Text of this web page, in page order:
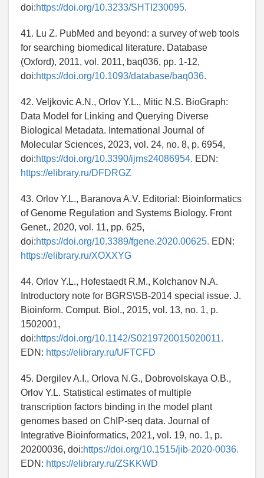
doi:https://doi.org/10.3233/SHTI230095.
41. Lu Z. PubMed and beyond: a survey of web tools
for searching biomedical literature. Database
(Oxford), 2011, vol. 2011, baq036, pp. 1-12,
doi:https://doi.org/10.1093/database/baq036.
42. Veljkovic A.N., Orlov Y.L., Mitic N.S. BioGraph:
Data Model for Linking and Querying Diverse
Biological Metadata. International Journal of
Molecular Sciences, 2023, vol. 24, no. 8, p. 6954,
doi:https://doi.org/10.3390/ijms24086954. EDN:
https://elibrary.ru/DFDRGZ
43. Orlov Y.L., Baranova A.V. Editorial: Bioinformatics
of Genome Regulation and Systems Biology. Front
Genet., 2020, vol. 11, pp. 625,
doi:https://doi.org/10.3389/fgene.2020.00625. EDN:
https://elibrary.ru/XOXXYG
44. Orlov Y.L., Hofestaedt R.M., Kolchanov N.A.
Introductory note for BGRS\SB-2014 special issue. J.
Bioinform. Comput. Biol., 2015, vol. 13, no. 1, p.
1502001,
doi:https://doi.org/10.1142/S0219720015020011.
EDN: https://elibrary.ru/UFTCFD
45. Dergilev A.I., Orlova N.G., Dobrovolskaya O.B.,
Orlov Y.L. Statistical estimates of multiple
transcription factors binding in the model plant
genomes based on ChIP-seq data. Journal of
Integrative Bioinformatics, 2021, vol. 19, no. 1, p.
20200036, doi:https://doi.org/10.1515/jib-2020-0036.
EDN: https://elibrary.ru/ZSKKWD